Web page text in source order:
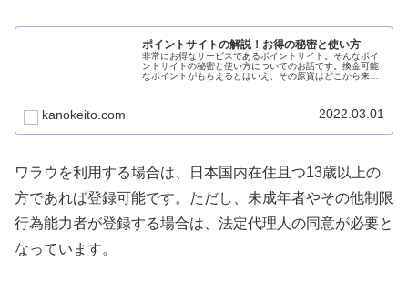
ポイントサイトの解説！お得の秘密と使い方
非常にお得なサービスであるポイントサイト。そんなポイ
ントサイトの秘密と使い方についてのお話です。換金可能
なポイントがもらえるとはいえ、その原資はどこから来て
kanokeito.com 2022.03.01
ワラウを利用する場合は、日本国内在住且つ13歳以上の
方であれば登録可能です。ただし、未成年者やその他制限
行為能力者が登録する場合は、法定代理人の同意が必要と
なっています。